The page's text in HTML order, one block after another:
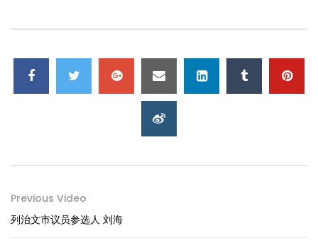
Previous Video
列治文市议员参选人 刘海